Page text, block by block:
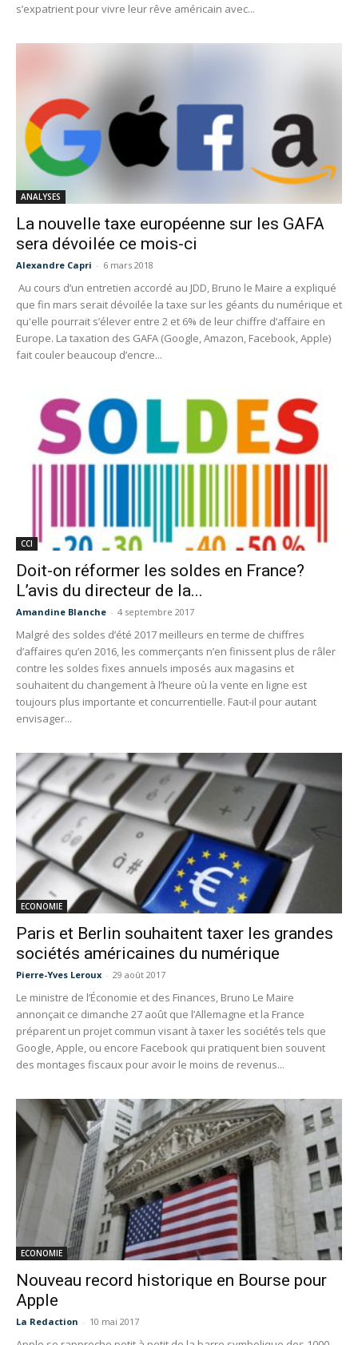
s’expatrient pour vivre leur rêve américain avec...
ANALYSES
La nouvelle taxe européenne sur les GAFA
sera dévoilée ce mois-ci
Alexandre Capri - 6 mars 2018
Au cours d’un entretien accordé au JDD, Bruno le Maire a expliqué
que fin mars serait dévoilée la taxe sur les géants du numérique et
qu'elle pourrait s’élever entre 2 et 6% de leur chiffre d’affaire en
Europe. La taxation des GAFA (Google, Amazon, Facebook, Apple)
fait couler beaucoup d’encre...
CCI
Doit-on réformer les soldes en France?
L’avis du directeur de la...
Amandine Blanche - 4 septembre 2017
Malgré des soldes d’été 2017 meilleurs en terme de chiffres
d’affaires qu’en 2016, les commerçants n’en finissent plus de râler
contre les soldes fixes annuels imposés aux magasins et
souhaitent du changement à l’heure où la vente en ligne est
toujours plus importante et concurrentielle. Faut-il pour autant
envisager...
ECONOMIE
Paris et Berlin souhaitent taxer les grandes
sociétés américaines du numérique
Pierre-Yves Leroux - 29 août 2017
Le ministre de l’Économie et des Finances, Bruno Le Maire
annonçait ce dimanche 27 août que l’Allemagne et la France
préparent un projet commun visant à taxer les sociétés tels que
Google, Apple, ou encore Facebook qui pratiquent bien souvent
des montages fiscaux pour avoir le moins de revenus...
ECONOMIE
Nouveau record historique en Bourse pour
Apple
La Redaction - 10 mai 2017